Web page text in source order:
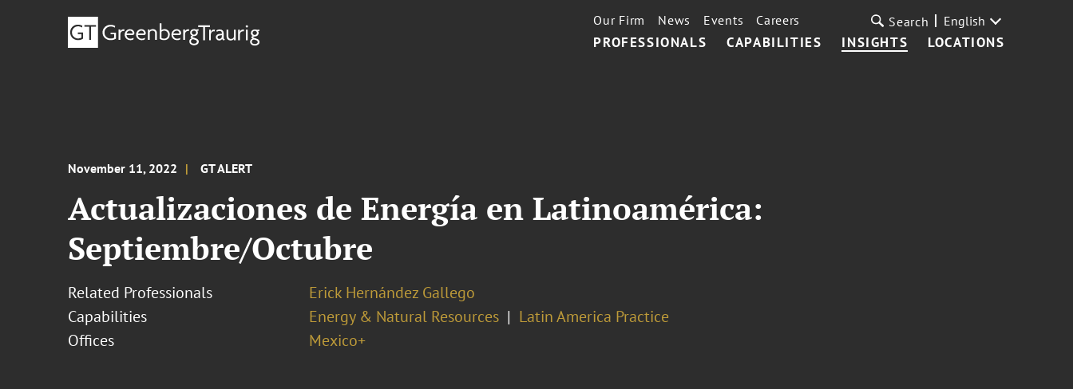
PROFESSIONALS CAPABILITIES INSIGHTS LOCATIONS
Our Firm News Events Careers Search English
November 11, 2022 GT ALERT
Actualizaciones de Energía en Latinoamérica:
Septiembre/Octubre
Related Professionals
Erick Hernández Gallego
Capabilities
Energy & Natural Resources
Latin America Practice
Offices
Mexico+